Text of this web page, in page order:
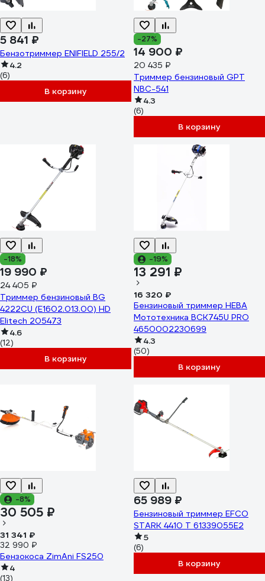
5 841 ₽
Бензотриммер ENIFIELD 255/2
4.2
(6)
В корзину
-27%
14 900 ₽
20 435 ₽
Триммер бензиновый GPT
NBC-541
4.3
(6)
В корзину
-18%
19 990 ₽
24 405 ₽
Триммер бензиновый BG
4222CU (E1602.013.00) HD
Elitech 205473
4.6
(12)
В корзину
-19%
13 291 ₽
16 320 ₽
Бензиновый триммер НЕВА
Мототехника BCK745U PRO
4650002230699
4.3
(50)
В корзину
-8%
30 505 ₽
31 341 ₽
32 990 ₽
Бензокоса ZimАni FS250
4
(13)
65 989 ₽
Бензиновый триммер EFCO
STARK 4410 T 61339055E2
5
(6)
В корзину